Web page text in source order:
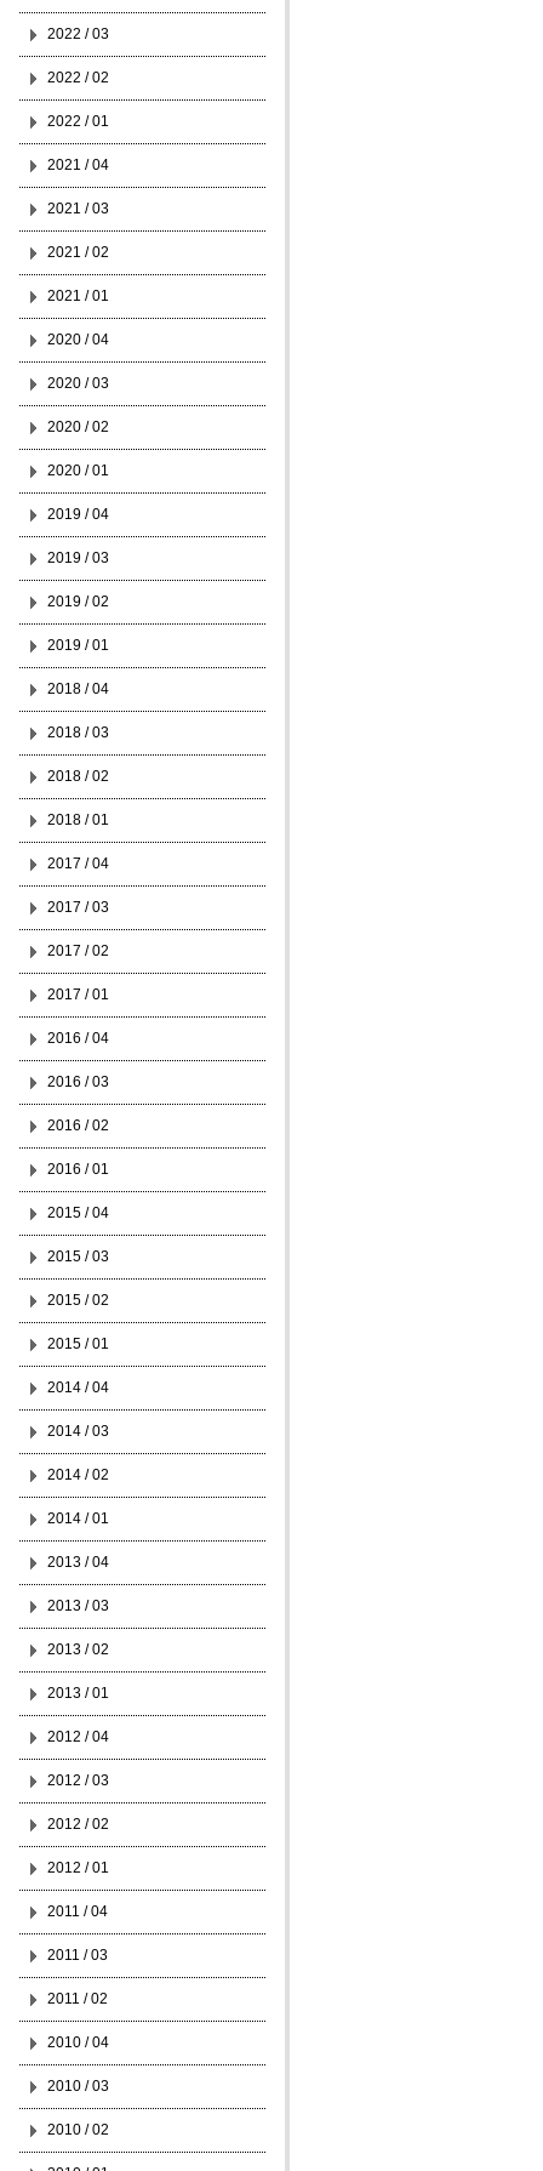
2022 / 03
2022 / 02
2022 / 01
2021 / 04
2021 / 03
2021 / 02
2021 / 01
2020 / 04
2020 / 03
2020 / 02
2020 / 01
2019 / 04
2019 / 03
2019 / 02
2019 / 01
2018 / 04
2018 / 03
2018 / 02
2018 / 01
2017 / 04
2017 / 03
2017 / 02
2017 / 01
2016 / 04
2016 / 03
2016 / 02
2016 / 01
2015 / 04
2015 / 03
2015 / 02
2015 / 01
2014 / 04
2014 / 03
2014 / 02
2014 / 01
2013 / 04
2013 / 03
2013 / 02
2013 / 01
2012 / 04
2012 / 03
2012 / 02
2012 / 01
2011 / 04
2011 / 03
2011 / 02
2010 / 04
2010 / 03
2010 / 02